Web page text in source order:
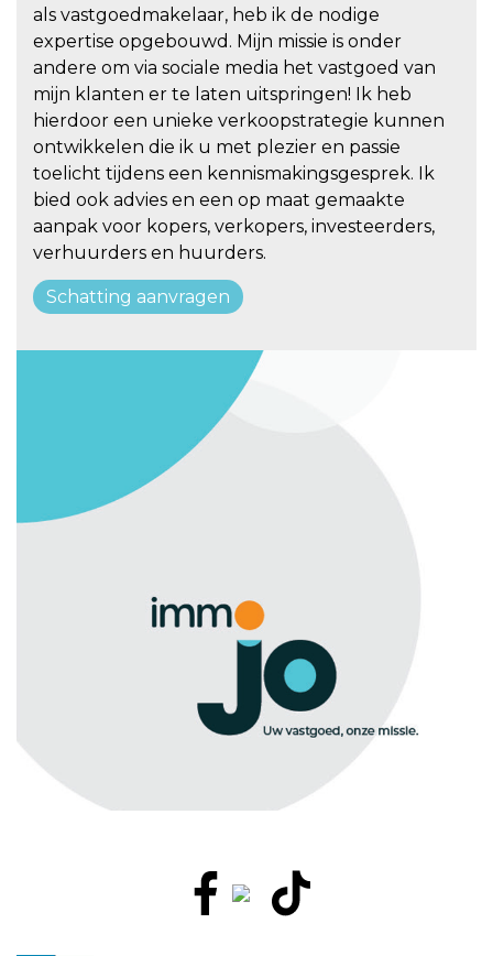
als vastgoedmakelaar, heb ik de nodige
expertise opgebouwd. Mijn missie is onder
andere om via sociale media het vastgoed van
mijn klanten er te laten uitspringen! Ik heb
hierdoor een unieke verkoopstrategie kunnen
ontwikkelen die ik u met plezier en passie
toelicht tijdens een kennismakingsgesprek. Ik
bied ook advies en een op maat gemaakte
aanpak voor kopers, verkopers, investeerders,
verhuurders en huurders.
Schatting aanvragen